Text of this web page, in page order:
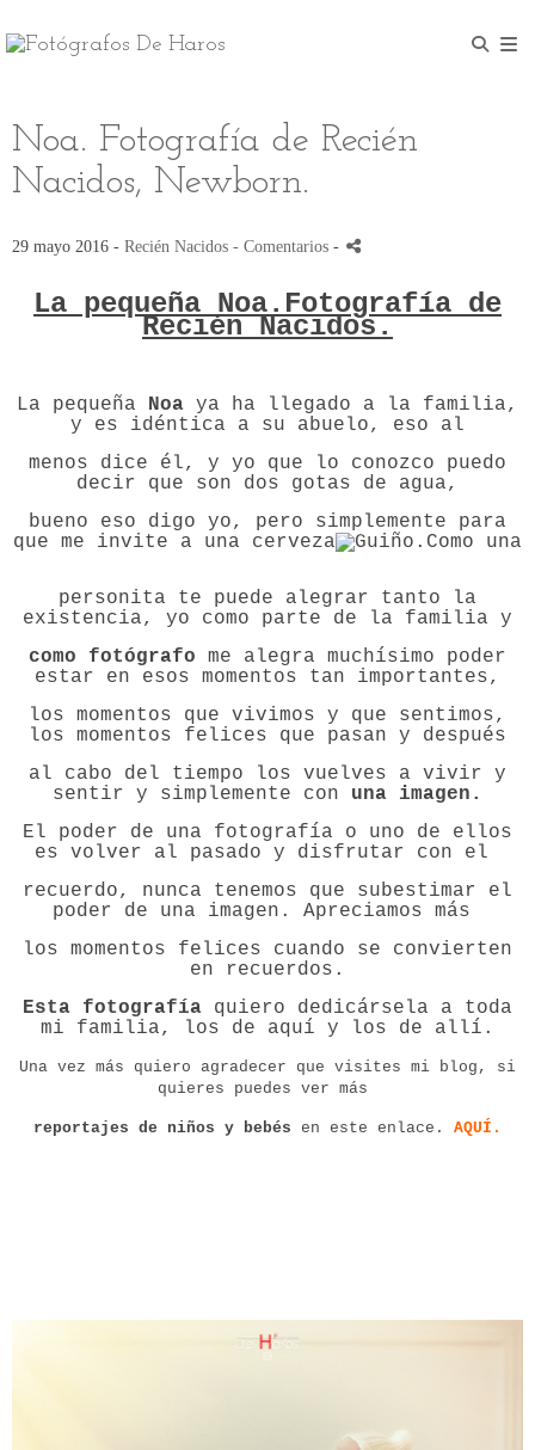
Noa. Fotografía de Recién
Nacidos, Newborn.
29 mayo 2016 - Recién Nacidos - Comentarios -
La pequeña Noa.Fotografía de
Recién Nacidos.
La pequeña Noa ya ha llegado a la familia,
y es idéntica a su abuelo, eso al
menos dice él, y yo que lo conozco puedo
decir que son dos gotas de agua,
bueno eso digo yo, pero simplemente para
que me invite a una cerveza
.Como una
personita te puede alegrar tanto la
existencia, yo como parte de la familia y
como fotógrafo me alegra muchísimo poder
estar en esos momentos tan importantes,
los momentos que vivimos y que sentimos,
los momentos felices que pasan y después
al cabo del tiempo los vuelves a vivir y
sentir y simplemente con una imagen.
El poder de una fotografía o uno de ellos
es volver al pasado y disfrutar con el
recuerdo, nunca tenemos que subestimar el
poder de una imagen. Apreciamos más
los momentos felices cuando se convierten
en recuerdos.
Esta fotografía quiero dedicársela a toda
mi familia, los de aquí y los de allí.
Una vez más quiero agradecer que visites mi blog, si
quieres puedes ver más
reportajes de niños y bebés en este enlace. AQUÍ.